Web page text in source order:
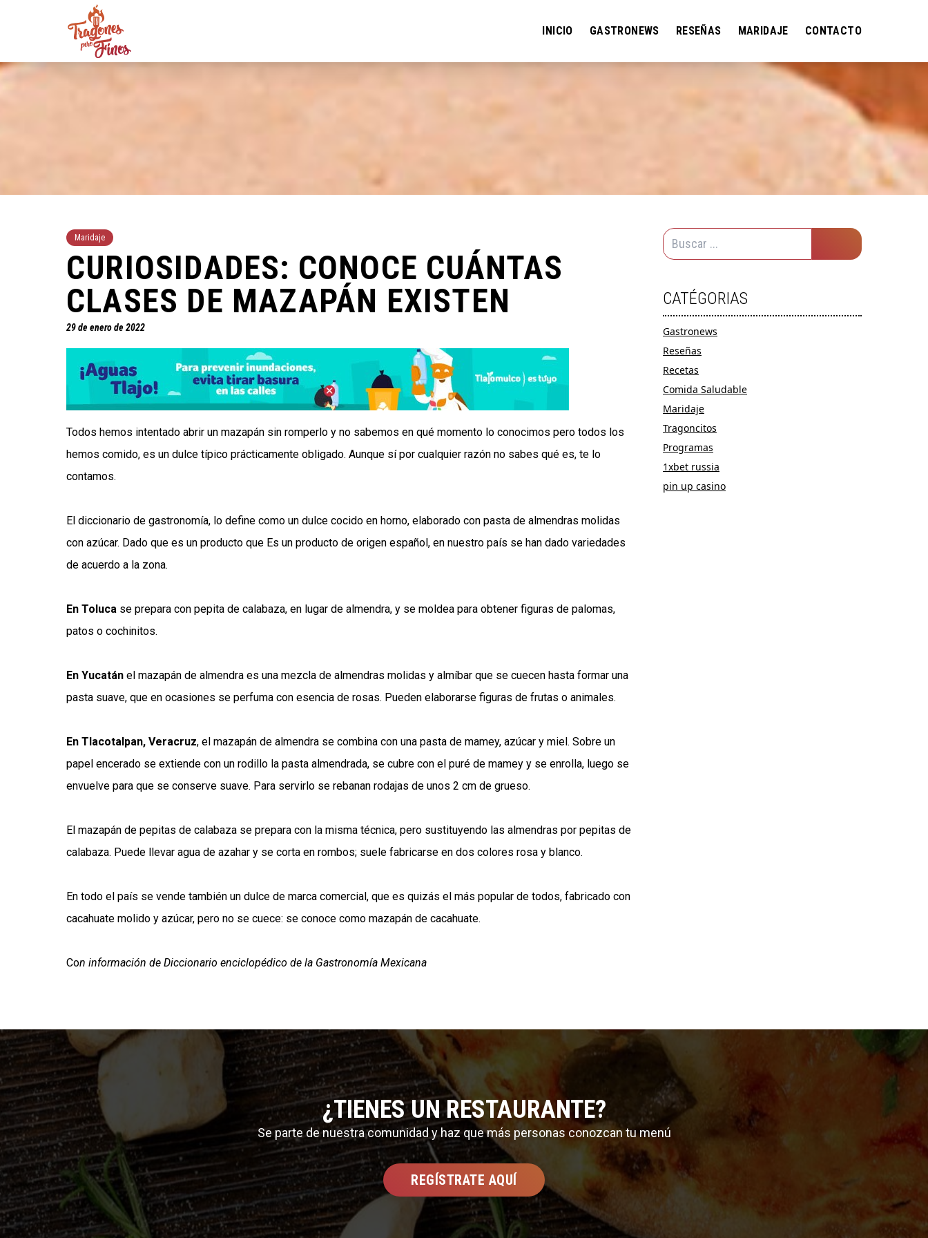
INICIO GASTRONEWS RESEÑAS MARIDAJE CONTACTO
Maridaje
CURIOSIDADES: CONOCE CUÁNTAS
CLASES DE MAZAPÁN EXISTEN
29 de enero de 2022
Todos hemos intentado abrir un mazapán sin romperlo y no sabemos en qué momento lo conocimos pero todos los
hemos comido, es un dulce típico prácticamente obligado. Aunque sí por cualquier razón no sabes qué es, te lo
contamos.
El diccionario de gastronomía, lo define como un dulce cocido en horno, elaborado con pasta de almendras molidas
con azúcar. Dado que es un producto que Es un producto de origen español, en nuestro país se han dado variedades
de acuerdo a la zona.
En Toluca se prepara con pepita de calabaza, en lugar de almendra, y se moldea para obtener figuras de palomas,
patos o cochinitos.
En Yucatán el mazapán de almendra es una mezcla de almendras molidas y almíbar que se cuecen hasta formar una
pasta suave, que en ocasiones se perfuma con esencia de rosas. Pueden elaborarse figuras de frutas o animales.
En Tlacotalpan, Veracruz, el mazapán de almendra se combina con una pasta de mamey, azúcar y miel. Sobre un
papel encerado se extiende con un rodillo la pasta almendrada, se cubre con el puré de mamey y se enrolla, luego se
envuelve para que se conserve suave. Para servirlo se rebanan rodajas de unos 2 cm de grueso.
El mazapán de pepitas de calabaza se prepara con la misma técnica, pero sustituyendo las almendras por pepitas de
calabaza. Puede llevar agua de azahar y se corta en rombos; suele fabricarse en dos colores rosa y blanco.
En todo el país se vende también un dulce de marca comercial, que es quizás el más popular de todos, fabricado con
cacahuate molido y azúcar, pero no se cuece: se conoce como mazapán de cacahuate.
Con información de Diccionario enciclopédico de la Gastronomía Mexicana
CATÉGORIAS
Gastronews
Reseñas
Recetas
Comida Saludable
Maridaje
Tragoncitos
Programas
1xbet russia
pin up casino
¿TIENES UN RESTAURANTE?
Se parte de nuestra comunidad y haz que más personas conozcan tu menú
REGÍSTRATE AQUÍ